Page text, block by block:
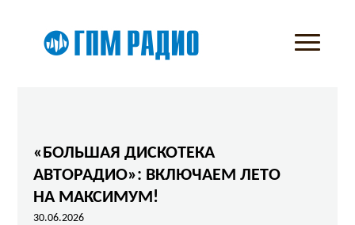
«БОЛЬШАЯ ДИСКОТЕКА
АВТОРАДИО»: ВКЛЮЧАЕМ ЛЕТО
НА МАКСИМУМ!
30.06.2026